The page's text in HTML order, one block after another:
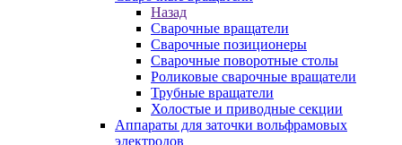
Назад
Сварочные вращатели
Сварочные позиционеры
Сварочные поворотные столы
Роликовые сварочные вращатели
Трубные вращатели
Холостые и приводные секции
Аппараты для заточки вольфрамовых
электродов